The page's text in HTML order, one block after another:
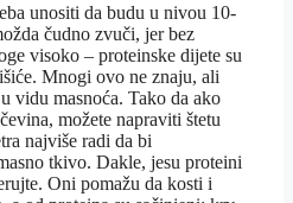
unositi da budu u nivou 10-
čudno zvuči, jer bez
visoko – proteinske dijete su
Mnogi ovo ne znaju, ali
vidu masnoća. Tako da ako
možete napraviti štetu
najviše radi da bi
tkivo. Dakle, jesu proteini
Oni pomažu da kosti i